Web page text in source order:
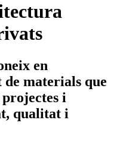
en
materials que
i
qualitat i